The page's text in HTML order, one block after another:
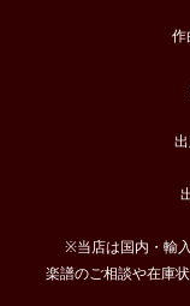
作
※当店は国内・輸
楽譜のご相談や在庫